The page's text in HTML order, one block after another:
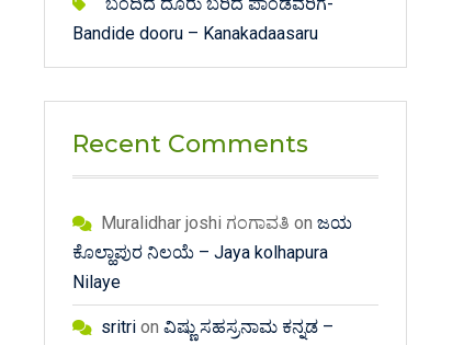
Bandide dooru – Kanakadaasaru
Recent Comments
Muralidhar joshi ಗಂಗಾವತಿ on ಜಯ
ಕೊಲ್ಹಾಪುರ ನಿಲಯೆ – Jaya kolhapura
Nilaye
sritri on ವಿಷ್ಣು ಸಹಸ್ರನಾಮ ಕನ್ನಡ –